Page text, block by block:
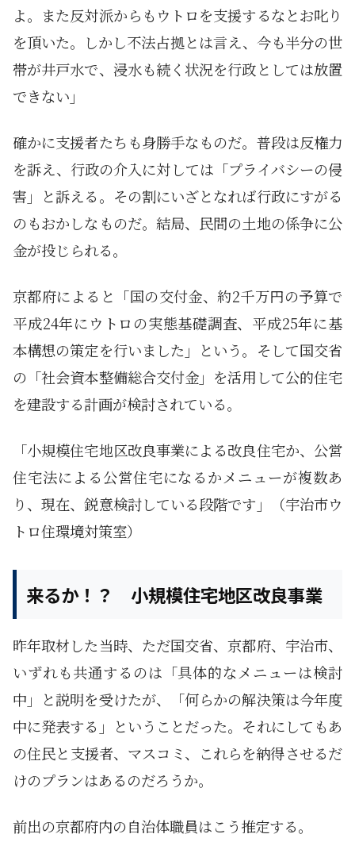
よ。また反対派からもウトロを支援するなとお叱り
を頂いた。しかし不法占拠とは言え、今も半分の世
帯が井戸水で、浸水も続く状況を行政としては放置
できない」
確かに支援者たちも身勝手なものだ。普段は反権力
を訴え、行政の介入に対しては「プライバシーの侵
害」と訴える。その割にいざとなれば行政にすがる
のもおかしなものだ。結局、民間の土地の係争に公
金が投じられる。
京都府によると「国の交付金、約2千万円の予算で
平成24年にウトロの実態基礎調査、平成25年に基
本構想の策定を行いました」という。そして国交省
の「社会資本整備総合交付金」を活用して公的住宅
を建設する計画が検討されている。
「小規模住宅地区改良事業による改良住宅か、公営
住宅法による公営住宅になるかメニューが複数あ
り、現在、鋭意検討している段階です」（宇治市ウ
トロ住環境対策室）
来るか！？ 小規模住宅地区改良事業
昨年取材した当時、ただ国交省、京都府、宇治市、
いずれも共通するのは「具体的なメニューは検討
中」と説明を受けたが、「何らかの解決策は今年度
中に発表する」ということだった。それにしてもあ
の住民と支援者、マスコミ、これらを納得させるだ
けのプランはあるのだろうか。
前出の京都府内の自治体職員はこう推定する。